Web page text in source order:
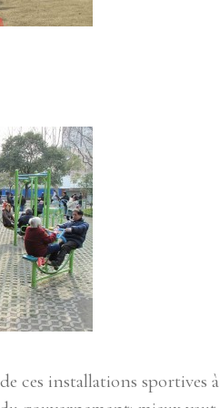
ces installations sportives à